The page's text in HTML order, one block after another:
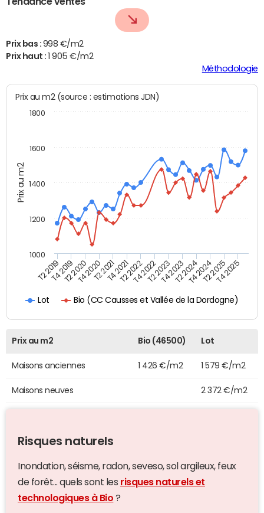
Prix bas : 998 €/m2
Prix haut :
1 905 €/m2
Méthodologie
Prix au m2
Prix au m2 (source : estimations JDN)
Lot Bio (CC Causses et Vallée de la Dordogne)
T2 2019T4 2019T2 2020T4 2020T2 2021T4 2021T2 2022T4 2022T2 2023T4 2023T2 2024T4 2024T2 2025T4 2025
1000
1200
1400
1600
1800
Prix au m2 Bio (46500) Lot
Maisons anciennes 1 426 €/m2 1 579 €/m2
Maisons neuves 2 372 €/m2
Risques naturels
Inondation, séisme, radon, seveso, sol argileux, feux
de forêt... quels sont les risques naturels et
technologiques à Bio ?